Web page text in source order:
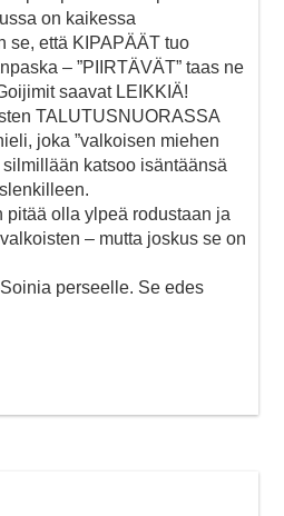
on kaikessa
se, että KIPAPÄÄT tuo
– ”PIIRTÄVÄT” taas ne
saavat LEIKKIÄ!
TALUTUSNUORASSA
joka ”valkoisen miehen
katsoo isäntäänsä
pitää olla ylpeä rodustaan ja
– mutta joskus se on
perseelle. Se edes